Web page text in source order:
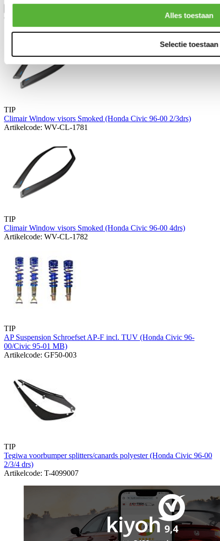
Alles toestaan
Selectie toestaan
Gerelateerde producten
TIP
Climair Window visors Smoked (Honda Civic 96-00 2/3drs)
Artikelcode: WV-CL-1781
TIP
Climair Window visors Smoked (Honda Civic 96-00 4drs)
Artikelcode: WV-CL-1782
TIP
AP Suspension Schroefset AP-F incl. TUV (Honda Civic 96-
00/Civic 95-01 MB)
Artikelcode: GF50-003
TIP
Tegiwa voorbumper splitters/canards polyester (Honda Civic 96-00
2/3/4 drs)
Artikelcode: T-4099007